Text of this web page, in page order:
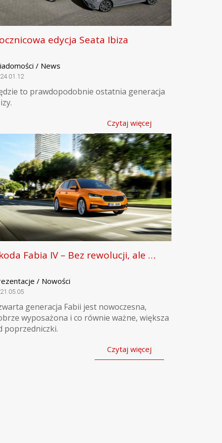
edycja Seata Ibiza
/ News
to prawdopodobnie ostatnia generacja
Czytaj więcej
Fabia IV – Bez rewolucji, ale …
/ Nowości
generacja Fabii jest nowoczesna,
wyposażona i co równie ważne, większa
poprzedniczki.
Czytaj więcej